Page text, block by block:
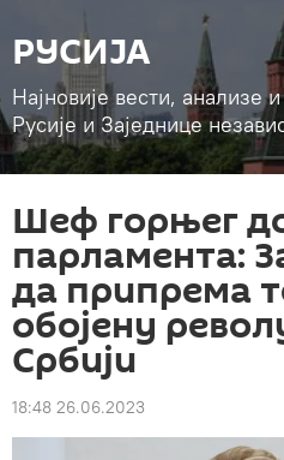
РУСИЈА
Најновије вести, анализе
Русије и Заједнице
Шеф горњег
парламента:
да припрема
обојену
Србији
18:48 26.06.2023